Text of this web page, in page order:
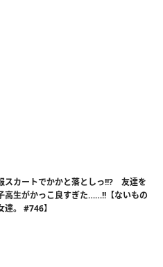
スカートでかかと落としっ!!? 友達を
高生がかっこ良すぎた……!!【ないもの
達。 #746】